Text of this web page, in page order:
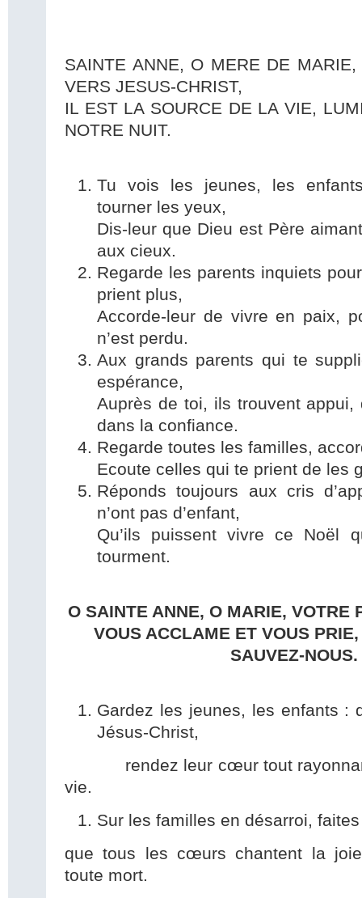
SAINTE ANNE, O MERE DE
VERS JESUS-CHRIST,
IL EST LA SOURCE DE LA VIE,
NOTRE NUIT.
Tu vois les jeunes, les
tourner les yeux,
Dis-leur que Dieu est Père
aux cieux.
Regarde les parents inquiets
prient plus,
Accorde-leur de vivre en paix,
n’est perdu.
Aux grands parents qui te
espérance,
Auprès de toi, ils trouvent appui,
dans la confiance.
Regarde toutes les familles,
Ecoute celles qui te prient de les
Réponds toujours aux cris
n’ont pas d’enfant,
Qu’ils puissent vivre ce Noël
tourment.
O SAINTE ANNE, O MARIE, VOTRE
VOUS ACCLAME ET VOUS
SAUVEZ-NOUS.
Gardez les jeunes, les enfants :
Jésus-Christ,
rendez leur cœur tout rayonnant
vie.
Sur les familles en désarroi,
que tous les cœurs chantent la
toute mort.